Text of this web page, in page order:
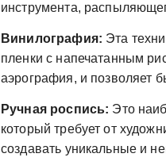
инструмента,
Винилография: Эта
пленки с напечатанным
аэрография, и позволяет
Ручная роспись: Это
который требует от
создавать уникальные и